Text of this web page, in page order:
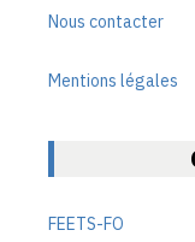
Nous contacter
Mentions légales
FEETS-FO